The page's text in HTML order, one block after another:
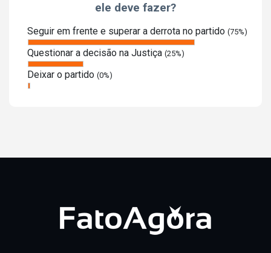
ele deve fazer?
Seguir em frente e superar a derrota no partido (75%)
Questionar a decisão na Justiça (25%)
Deixar o partido (0%)